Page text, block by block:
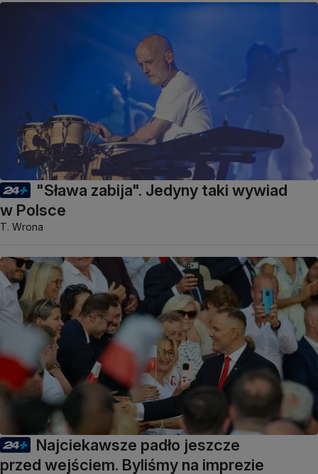
"Sława zabija". Jedyny taki wywiad
w Polsce
T. Wrona
Najciekawsze padło jeszcze
przed wejściem. Byliśmy na imprezie